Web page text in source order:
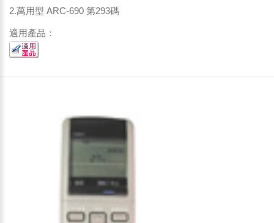
2.萬用型 ARC-690 第293碼
適用產品：